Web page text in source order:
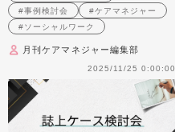
#事例検討会
#ケアマネジャー
#ソーシャルワーク
月刊ケアマネジャー編集部
2025/11/25 0:00:00